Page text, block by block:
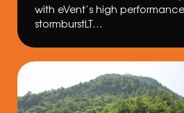
with eVent’s high
stormburstLT…